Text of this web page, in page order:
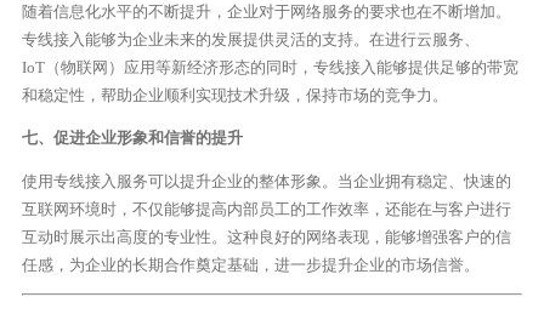
随着信息化水平的不断提升，企业对于网络服务的要求也在不断增加。
专线接入能够为企业未来的发展提供灵活的支持。在进行云服务、
IoT（物联网）应用等新经济形态的同时，专线接入能够提供足够的带宽
和稳定性，帮助企业顺利实现技术升级，保持市场的竞争力。
七、促进企业形象和信誉的提升
使用专线接入服务可以提升企业的整体形象。当企业拥有稳定、快速的
互联网环境时，不仅能够提高内部员工的工作效率，还能在与客户进行
互动时展示出高度的专业性。这种良好的网络表现，能够增强客户的信
任感，为企业的长期合作奠定基础，进一步提升企业的市场信誉。